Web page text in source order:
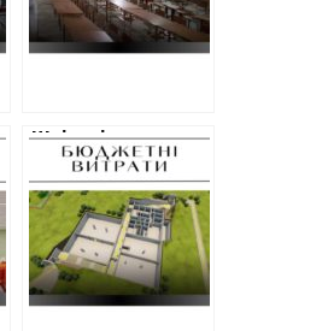
угоди на
будівництво
Шкільні укриття
на Харківщині
будують удвічі
дорожче, ніж на
Київщині: аналіз
ХАЦ